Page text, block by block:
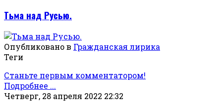
Тьма над Русью.
Опубликовано в Гражданская лирика
Теги
Станьте первым комментатором!
Подробнее ...
Четверг, 28 апреля 2022 22:32